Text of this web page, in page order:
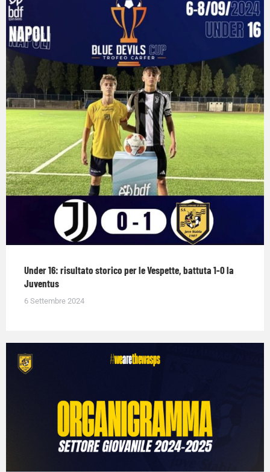
Under 16: risultato storico per le Vespette, battuta 1-0 la
Juventus
6 Settembre 2024